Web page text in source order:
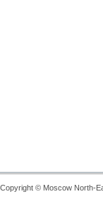
Copyright © Moscow North-